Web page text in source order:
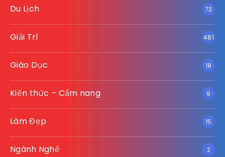
Du Lịch 73
Giải Trí 481
Giáo Dục 18
Kiến thức – Cẩm nang 9
Làm Đẹp 15
Ngành Nghề 2